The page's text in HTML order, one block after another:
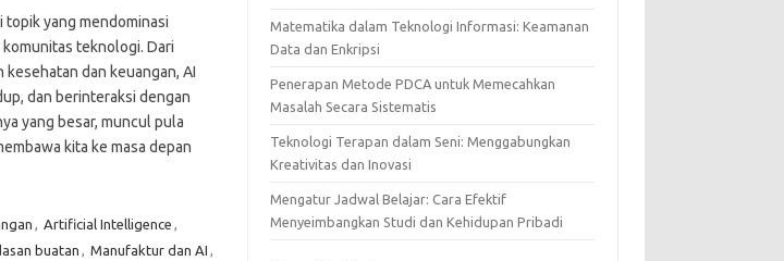
topik yang mendominasi
teknologi. Dari
dan keuangan, AI
dan berinteraksi dengan
yang besar, muncul pula
kita ke masa depan
, Artificial Intelligence ,
buatan , Manufaktur dan AI ,
Matematika dalam Teknologi Informasi: Keamanan
Data dan Enkripsi
Penerapan Metode PDCA untuk Memecahkan
Masalah Secara Sistematis
Teknologi Terapan dalam Seni: Menggabungkan
Kreativitas dan Inovasi
Mengatur Jadwal Belajar: Cara Efektif
Menyeimbangkan Studi dan Kehidupan Pribadi